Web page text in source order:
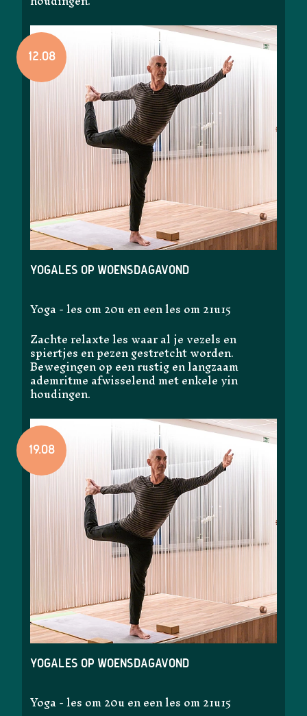
12.08
Yogales op woensdagavond
Yoga - les om 20u en een les om 21u15
Zachte relaxte les waar al je vezels en
spiertjes en pezen gestretcht worden.
Bewegingen op een rustig en langzaam
ademritme afwisselend met enkele yin
houdingen.
19.08
Yogales op woensdagavond
Yoga - les om 20u en een les om 21u15